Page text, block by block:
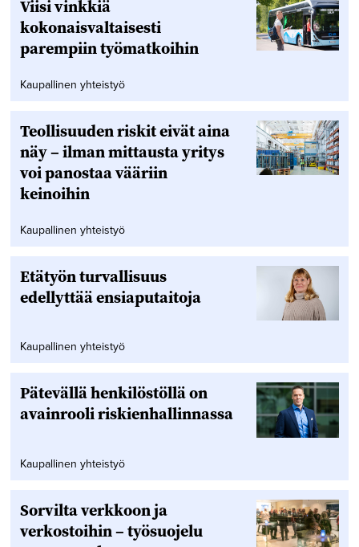
Viisi vinkkiä
kokonaisvaltaisesti
parempiin työmatkoihin
Kaupallinen yhteistyö
Teollisuuden riskit eivät aina
näy – ilman mittausta yritys
voi panostaa vääriin
keinoihin
Kaupallinen yhteistyö
Etätyön turvallisuus
edellyttää ensiaputaitoja
Kaupallinen yhteistyö
Pätevällä henkilöstöllä on
avainrooli riskienhallinnassa
Kaupallinen yhteistyö
Sorvilta verkkoon ja
verkostoihin – työsuojelu